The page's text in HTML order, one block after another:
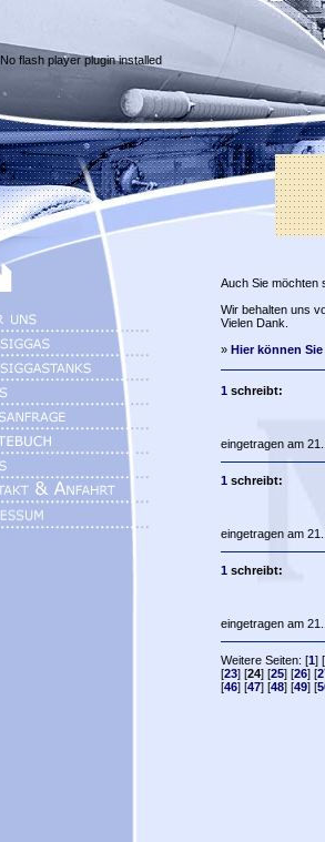
No flash player plugin installed
Auch Sie möchten
Wir behalten uns
Vielen Dank.
» Hier können
1schreibt:
eingetragen am
1schreibt:
eingetragen am
1schreibt:
eingetragen am
Weitere Seiten: [1] [
[23] [24] [25] [26] [
[46] [47] [48] [49] [